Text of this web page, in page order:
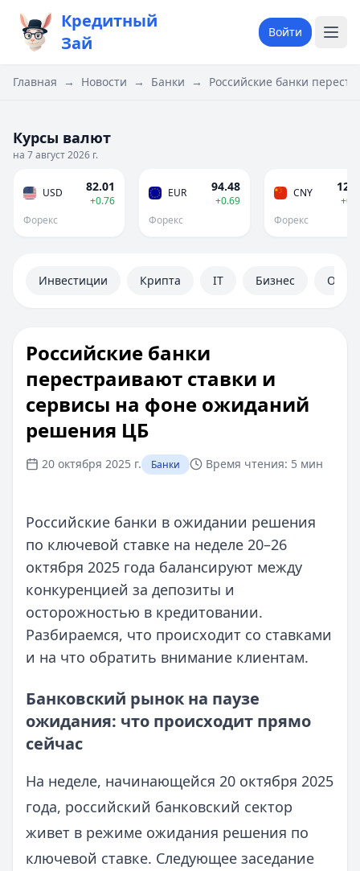
Кредитный
Зай
Войти
Главная → Новости → Банки → Российские банки
Курсы валют
на 7 август 2026 г.
USD 82.01
+0.76
Форекс
EUR 94.48
+0.69
Форекс
CNY
Форекс
Инвестиции Крипта IT Бизнес
Российские банки
перестраивают ставки и
сервисы на фоне ожиданий
решения ЦБ
20 октября 2025 г. Банки Время чтения: 5 мин
Российские банки в ожидании решения
по ключевой ставке на неделе 20–26
октября 2025 года балансируют между
конкуренцией за депозиты и
осторожностью в кредитовании.
Разбираемся, что происходит со ставками
и на что обратить внимание клиентам.
Банковский рынок на паузе
ожидания: что происходит прямо
сейчас
На неделе, начинающейся 20 октября 2025
года, российский банковский сектор
живет в режиме ожидания решения по
ключевой ставке. Следующее заседание